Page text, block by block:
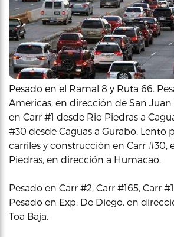
Pesado en el Ramal 8 y Ruta 66.
Americas, en dirección de San Juan
en Carr #1 desde Rio Piedras a
#30 desde Caguas a Gurabo. Lento
carriles y construcción en Carr #30,
Piedras, en dirección a Humacao.
Pesado en Carr #2, Carr #165, Carr
Pesado en Exp. De Diego, en
Toa Baja.